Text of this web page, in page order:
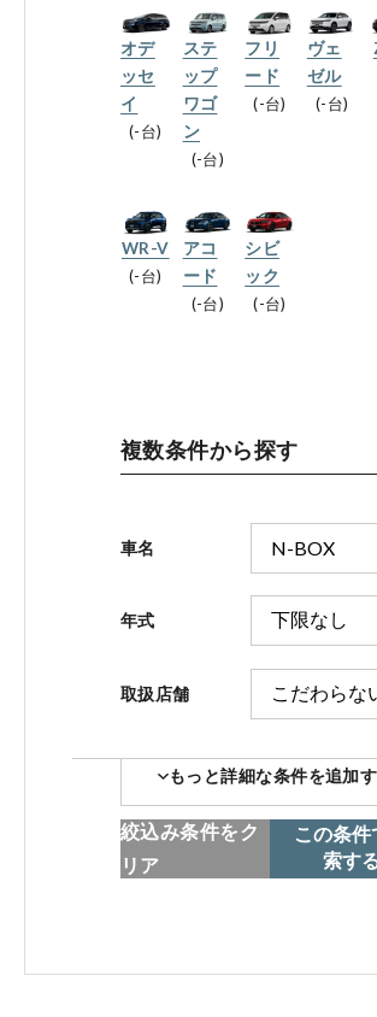
健康経営の取り組み
お引越しのお客様へ
サイトご利用にあたって
プライバシーポリシー
中古車在庫検索 トップページ
コーポレートサイト
点検・整備のご予約
各店舗へのお問い合わせ
オデ
ッセ
イ
-台
ステ
ップ
ワゴ
ン
-台
フリ
ード
-台
ヴェ
ゼル
-台
WR-V
-台
アコ
ード
-台
シビ
ック
-台
複数条件から探す
車名
年式
取扱店舗
もっと詳細な条件を追加
絞込み条件をク
リア
この条件
索す